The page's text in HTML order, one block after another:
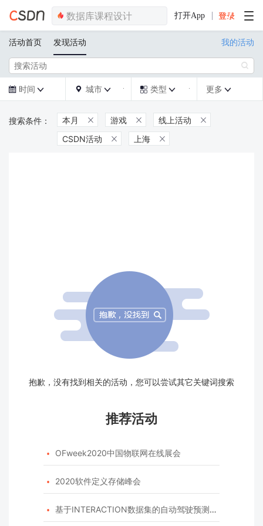
打开App
活动首页 发现活动 我的活动

 时间   城市   类型  更多 
本月  游戏  线上活动 
CSDN活动  上海 
抱歉，没有找到相关的活动，您可以尝试其它关键词搜索
推荐活动
 OFweek2020中国物联网在线展会
 2020软件定义存储峰会
 基于INTERACTION数据集的自动驾驶预测模型挑战赛